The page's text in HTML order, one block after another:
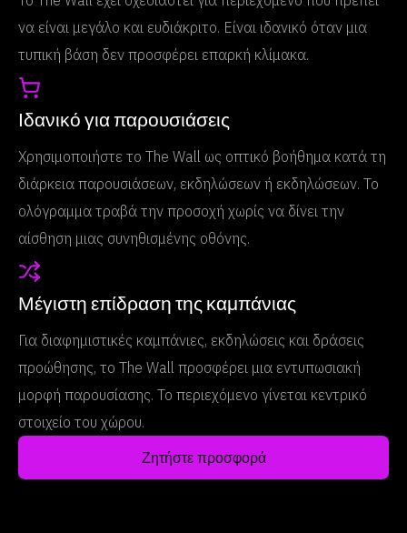
να είναι μεγάλο και ευδιάκριτο. Είναι ιδανικό όταν μια
τυπική βάση δεν προσφέρει επαρκή κλίμακα.
Ιδανικό για παρουσιάσεις
Χρησιμοποιήστε το The Wall ως οπτικό βοήθημα κατά τη
διάρκεια παρουσιάσεων, εκδηλώσεων ή εκδηλώσεων. Το
ολόγραμμα τραβά την προσοχή χωρίς να δίνει την
αίσθηση μιας συνηθισμένης οθόνης.
Μέγιστη επίδραση της καμπάνιας
Για διαφημιστικές καμπάνιες, εκδηλώσεις και δράσεις
προώθησης, το The Wall προσφέρει μια εντυπωσιακή
μορφή παρουσίασης. Το περιεχόμενο γίνεται κεντρικό
στοιχείο του χώρου.
Ζητήστε προσφορά